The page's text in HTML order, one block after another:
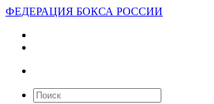
ФЕДЕРАЦИЯ БОКСА РОССИИ